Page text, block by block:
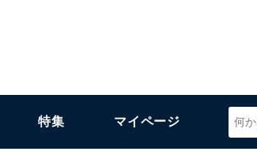
特集 マイページ